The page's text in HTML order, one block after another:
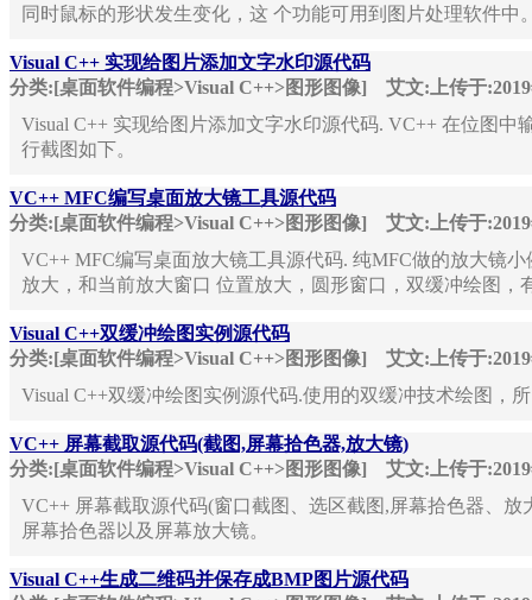
同时鼠标的形状发生变化，这 个功能可用到图片处理软件中
Visual C++ 实现给图片添加文字水印源代码
分类:[桌面软件编程>Visual C++>图形图像]
艾文:上传于
Visual C++ 实现给图片添加文字水印源代码. VC++ 在位图
行截图如下。
VC++ MFC编写桌面放大镜工具源代码
分类:[桌面软件编程>Visual C++>图形图像]
艾文:上传于
VC++ MFC编写桌面放大镜工具源代码. 纯MFC做的放大镜
放大，和当前放大窗口 位置放大，圆形窗口，双缓冲绘图，
Visual C++双缓冲绘图实例源代码
分类:[桌面软件编程>Visual C++>图形图像]
艾文:上传于
Visual C++双缓冲绘图实例源代码.使用的双缓冲技术绘图，
VC++ 屏幕截取源代码(截图,屏幕拾色器,放大镜)
分类:[桌面软件编程>Visual C++>图形图像]
艾文:上传于
VC++ 屏幕截取源代码(窗口截图、选区截图,屏幕拾色器、
屏幕拾色器以及屏幕放大镜。
Visual C++生成二维码并保存成BMP图片源代码